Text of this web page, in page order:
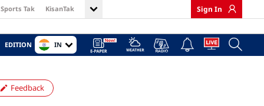
Sports Tak KisanTak Sign In
EDITION IN
Feedback